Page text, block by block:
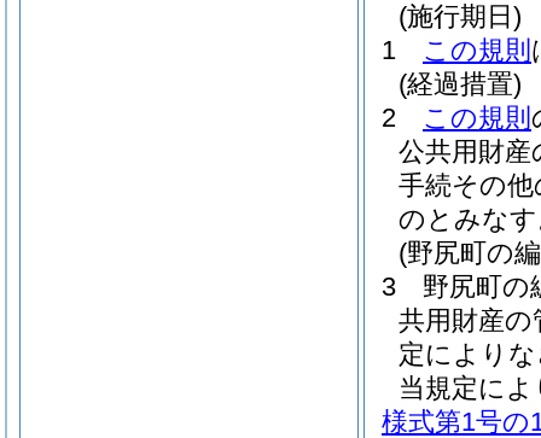
(施行期日)
1
この規則
(経過措置)
2
この規則
公共用財
手続その
のとみな
(野尻町の
3
野尻町の
共用財産
定により
当規定に
様式第1号の